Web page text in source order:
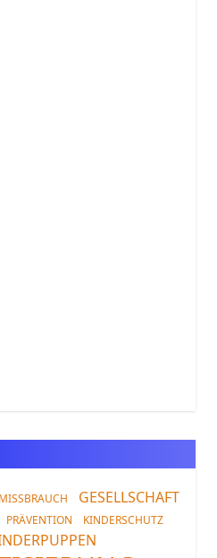
MISSBRAUCH
GESELLSCHAFT
PRÄVENTION
KINDERSCHUTZ